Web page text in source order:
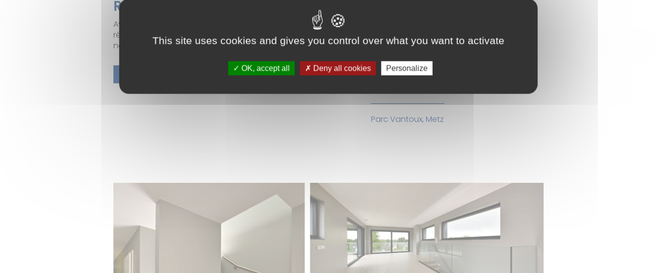
Résidence Arborea
Avec un accès direct sur le parc Vantoux, nos 3 petites
résidences offrent un lieu de vie unique, en bordure d’un espace
naturel préservé, tout en étant proche de Metz.
Résidences A : livrée en 2023
Résidences B : livrée en 2023
Parc Vantoux, Metz
This site uses cookies and gives you control over what you want to activate
OK, accept all Deny all cookies Personalize